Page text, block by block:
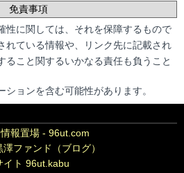
免責事項
性に関しては、それを保障するもので
れている情報や、リンク先に記載され
ること関するいかなる責任も負うこと
ョンを含む可能性があります。
報置場 - 96ut.com
ファンド（ブログ）
イト 96ut.kabu